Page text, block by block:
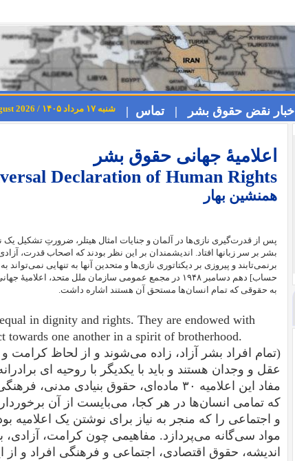
اخبار نقض حقوق بشر | تماس | شنبه ۱۷ مرداد ۱۴۰۵ / Saturday 8th August 2026
اعلامیهٔ جهانی حقوق بشر
Declaration of Human Rights
همنشین بهار
پس از قدرت‌گیری نازی‌ها در آلمان و جنایات امثال هیتلر، ضرورتِ تشکیل
بشر بر سر زبانها افتاد. اندیشمندان بر این نظر بودند که اصحاب قدرت،
برنمی‌تابند و پیروزی بر دیکتاتوری نازی‌ها و متحدین آنها به تنهایی
حساب] دهم دسامبر ۱۹۴۸ در مجمع عمومی سازمان ملل متحد،
به حقوقی که تمام انسان‌ها مستحق آن هستند اشاره داشت.
in dignity and rights. They are endowed with
towards one another in a spirit of brotherhood.
(تمام افراد بشر آزاد، زاده می‌شوند و از لحاظ کرامت
عقل و وجدان هستند و باید با یکدیگر با روحیه ای
مفاد این اعلامیه ۳۰ ماده‌ای، حقوق بنیادی
که تمامی انسان‌ها در هر کجا، می‌بایست از آن
و اجتماعی را که منجر به نیاز برای نوشتن یک
مواد سی‌گانه می‌پردازد. مفاهیمی چون کرامت، آزادی،
اندیشه، حقوق اقتصادی، اجتماعی و فرهنگی افراد و